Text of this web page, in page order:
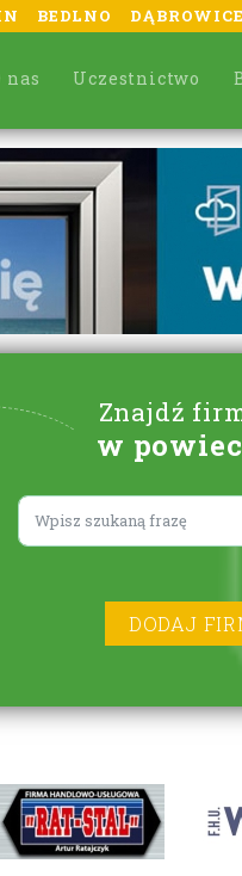
BEDLNO DĄBROWICE
nas Uczestnictwo
Znajdź
w
Lorem ipsum
DODAJ